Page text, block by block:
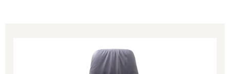
through
1,175.00€